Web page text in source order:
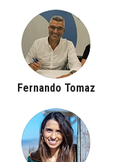
Fernando Tomaz